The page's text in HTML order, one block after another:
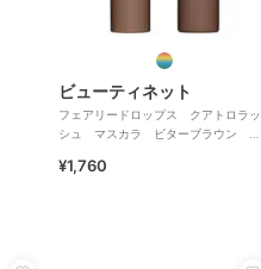
ビューティネット
フェアリードロップス クアトロラッ
シュ マスカラ ビターブラウン
¥1,760